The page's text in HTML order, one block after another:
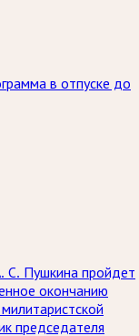
в отпуске до
С. Пушкина пройдет
окончанию
председателя